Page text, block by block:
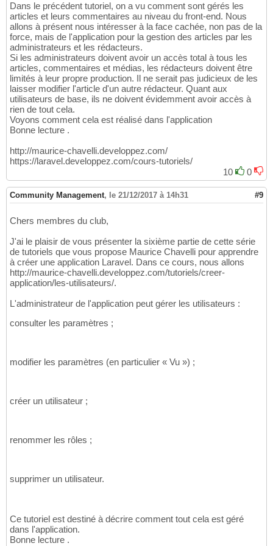
Dans le précédent tutoriel, on a vu comment sont gérés les
articles et leurs commentaires au niveau du front-end. Nous
allons à présent nous intéresser à la face cachée, non pas de la
force, mais de l'application pour la gestion des articles par les
administrateurs et les rédacteurs.
Si les administrateurs doivent avoir un accès total à tous les
articles, commentaires et médias, les rédacteurs doivent être
limités à leur propre production. Il ne serait pas judicieux de les
laisser modifier l'article d'un autre rédacteur. Quant aux
utilisateurs de base, ils ne doivent évidemment avoir accès à
rien de tout cela.
Voyons comment cela est réalisé dans l'application
Bonne lecture .
http://maurice-chavelli.developpez.com/
https://laravel.developpez.com/cours-tutoriels/
10
0
Community Management, le 21/12/2017 à 14h31 #9
Chers membres du club,
J'ai le plaisir de vous présenter la sixième partie de cette série
de tutoriels que vous propose Maurice Chavelli pour apprendre
à créer une application Laravel. Dans ce cours, nous allons
http://maurice-chavelli.developpez.com/tutoriels/creer-
application/les-utilisateurs/.
L'administrateur de l'application peut gérer les utilisateurs :
consulter les paramètres ;
modifier les paramètres (en particulier « Vu ») ;
créer un utilisateur ;
renommer les rôles ;
supprimer un utilisateur.
Ce tutoriel est destiné à décrire comment tout cela est géré
dans l'application.
Bonne lecture .